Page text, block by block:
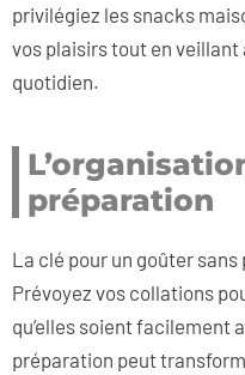
privilégiez les snacks
vos plaisirs tout en
quotidien.
préparation
La clé pour un goûter
Prévoyez vos collations
qu’elles soient facilement
préparation peut